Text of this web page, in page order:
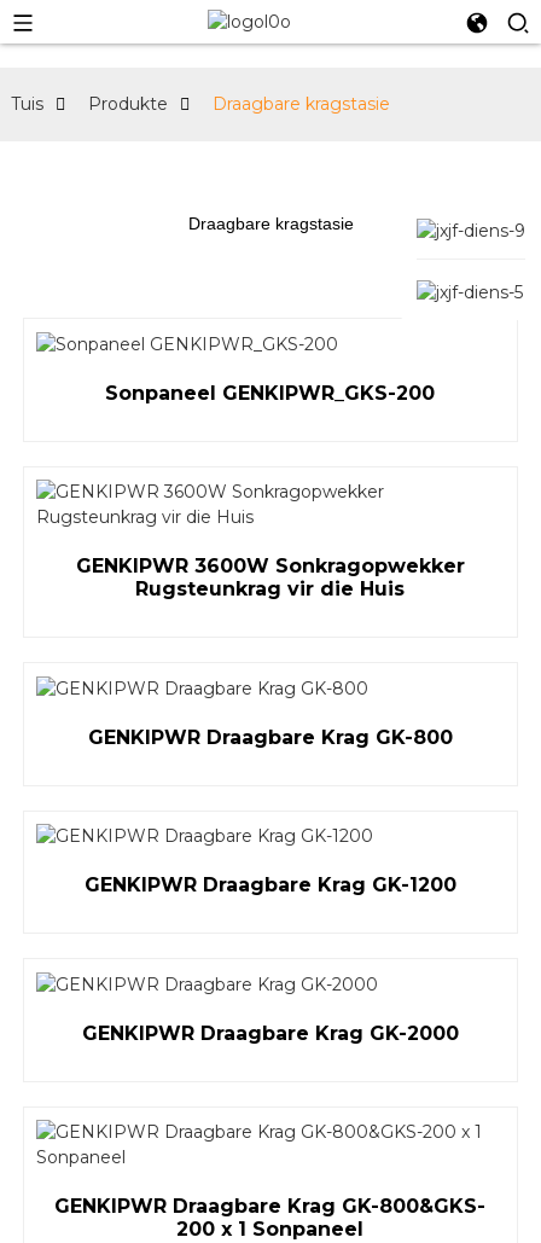
Tuis Produkte Draagbare kragstasie
Draagbare kragstasie
Sonpaneel GENKIPWR_GKS-200
GENKIPWR 3600W Sonkragopwekker
Rugsteunkrag vir die Huis
GENKIPWR Draagbare Krag GK-800
GENKIPWR Draagbare Krag GK-1200
GENKIPWR Draagbare Krag GK-2000
GENKIPWR Draagbare Krag GK-800&GKS-
200 x 1 Sonpaneel